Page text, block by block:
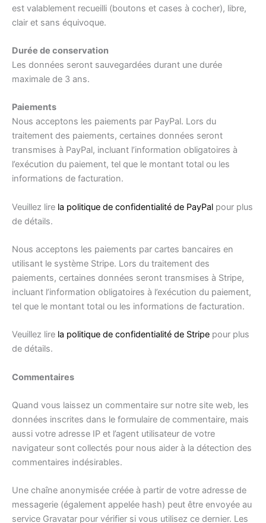
est valablement recueilli (boutons et cases à cocher), libre,
clair et sans équivoque.
Durée de conservation
Les données seront sauvegardées durant une durée
maximale de 3 ans.
Paiements
Nous acceptons les paiements par PayPal. Lors du
traitement des paiements, certaines données seront
transmises à PayPal, incluant l’information obligatoires à
l’exécution du paiement, tel que le montant total ou les
informations de facturation.
Veuillez lire la politique de confidentialité de PayPal pour plus
de détails.
Nous acceptons les paiements par cartes bancaires en
utilisant le système Stripe. Lors du traitement des
paiements, certaines données seront transmises à Stripe,
incluant l’information obligatoires à l’exécution du paiement,
tel que le montant total ou les informations de facturation.
Veuillez lire la politique de confidentialité de Stripe pour plus
de détails.
Commentaires
Quand vous laissez un commentaire sur notre site web, les
données inscrites dans le formulaire de commentaire, mais
aussi votre adresse IP et l’agent utilisateur de votre
navigateur sont collectés pour nous aider à la détection des
commentaires indésirables.
Une chaîne anonymisée créée à partir de votre adresse de
messagerie (également appelée hash) peut être envoyée au
service Gravatar pour vérifier si vous utilisez ce dernier. Les